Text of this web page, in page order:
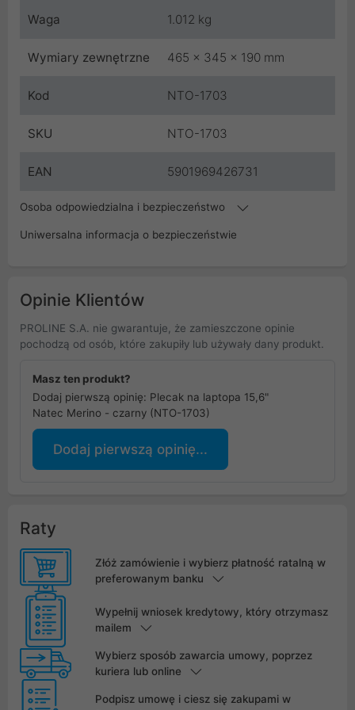
Waga 1.012 kg
Wymiary zewnętrzne 465 x 345 x 190 mm
Kod NTO-1703
SKU NTO-1703
EAN 5901969426731
Osoba odpowiedzialna i bezpieczeństwo
Uniwersalna informacja o bezpieczeństwie
Opinie Klientów
PROLINE S.A. nie gwarantuje, że zamieszczone opinie
pochodzą od osób, które zakupiły lub używały dany produkt.
Masz ten produkt?
Dodaj pierwszą opinię: Plecak na laptopa 15,6"
Natec Merino - czarny (NTO-1703)
Dodaj pierwszą opinię...
Raty
Złóż zamówienie i wybierz płatność ratalną w
preferowanym banku
Wypełnij wniosek kredytowy, który otrzymasz
mailem
Wybierz sposób zawarcia umowy, poprzez
kuriera lub online
Podpisz umowę i ciesz się zakupami w